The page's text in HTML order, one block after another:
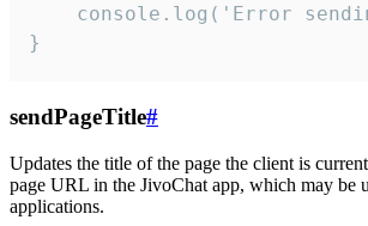
console.log('Error
}
sendPageTitle#
Updates the title of the page the client is
page URL in the JivoChat app, which may be
applications.